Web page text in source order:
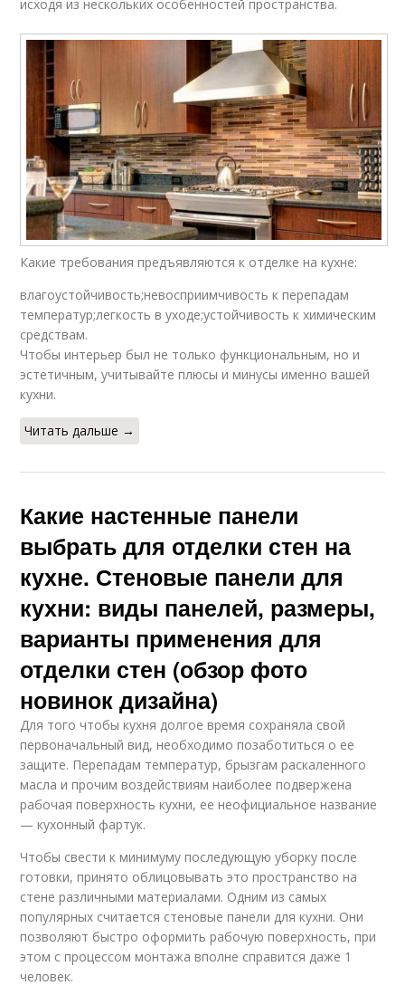
исходя из нескольких особенностей пространства.
Какие требования предъявляются к отделке на кухне:
влагоустойчивость;невосприимчивость к перепадам
температур;легкость в уходе;устойчивость к химическим
средствам.
Чтобы интерьер был не только функциональным, но и
эстетичным, учитывайте плюсы и минусы именно вашей
кухни.
Читать дальше →
Какие настенные панели
выбрать для отделки стен на
кухне. Стеновые панели для
кухни: виды панелей, размеры,
варианты применения для
отделки стен (обзор фото
новинок дизайна)
Для того чтобы кухня долгое время сохраняла свой
первоначальный вид, необходимо позаботиться о ее
защите. Перепадам температур, брызгам раскаленного
масла и прочим воздействиям наиболее подвержена
рабочая поверхность кухни, ее неофициальное название
— кухонный фартук.
Чтобы свести к минимуму последующую уборку после
готовки, принято облицовывать это пространство на
стене различными материалами. Одним из самых
популярных считается стеновые панели для кухни. Они
позволяют быстро оформить рабочую поверхность, при
этом с процессом монтажа вполне справится даже 1
человек.